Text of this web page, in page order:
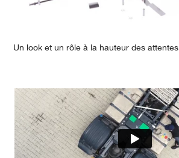
Un look et un rôle à la hauteur des attentes